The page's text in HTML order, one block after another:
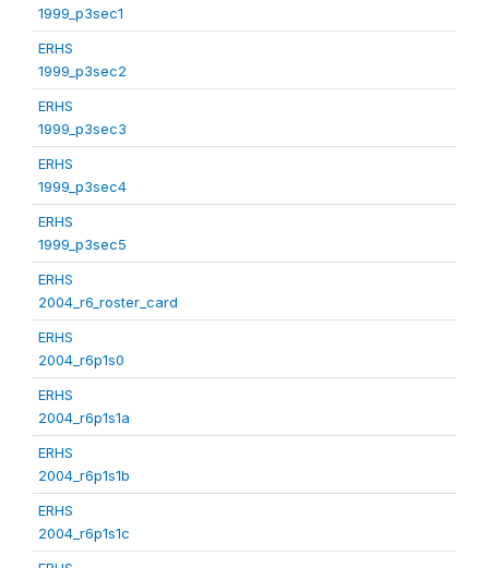
1999_p3sec1
ERHS
1999_p3sec2
ERHS
1999_p3sec3
ERHS
1999_p3sec4
ERHS
1999_p3sec5
ERHS
2004_r6_roster_card
ERHS
2004_r6p1s0
ERHS
2004_r6p1s1a
ERHS
2004_r6p1s1b
ERHS
2004_r6p1s1c